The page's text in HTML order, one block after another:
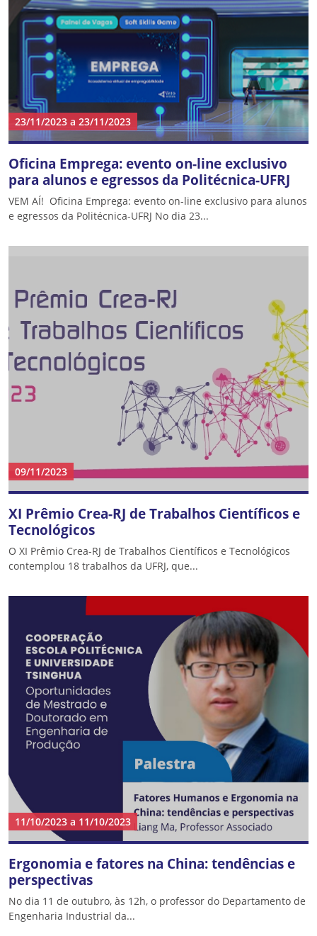
23/11/2023 a 23/11/2023
Oficina Emprega: evento on-line exclusivo
para alunos e egressos da Politécnica-UFRJ
VEM AÍ! Oficina Emprega: evento on-line exclusivo para alunos
e egressos da Politécnica-UFRJ No dia 23...
09/11/2023
XI Prêmio Crea-RJ de Trabalhos Científicos e
Tecnológicos
O XI Prêmio Crea-RJ de Trabalhos Científicos e Tecnológicos
contemplou 18 trabalhos da UFRJ, que...
11/10/2023 a 11/10/2023
Ergonomia e fatores na China: tendências e
perspectivas
No dia 11 de outubro, às 12h, o professor do Departamento de
Engenharia Industrial da...